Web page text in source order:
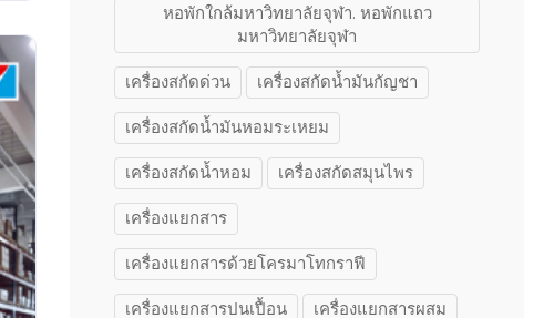
หอพักใกล้มหาวิทยาลัยจุฬา. หอพักแถว
มหาวิทยาลัยจุฬา
เครื่องสกัดด่วน เครื่องสกัดน้ำมันกัญชา
เครื่องสกัดน้ำมันหอมระเหยม
เครื่องสกัดน้ำหอม เครื่องสกัดสมุนไพร
เครื่องแยกสาร
เครื่องแยกสารด้วยโครมาโทกราฟี
เครื่องแยกสารปนเปื้อน เครื่องแยกสารผสม